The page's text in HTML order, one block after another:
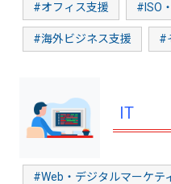
#オフィス支援 #ISO
#海外ビジネス支援 #
IT
#Web・デジタルマーケテ